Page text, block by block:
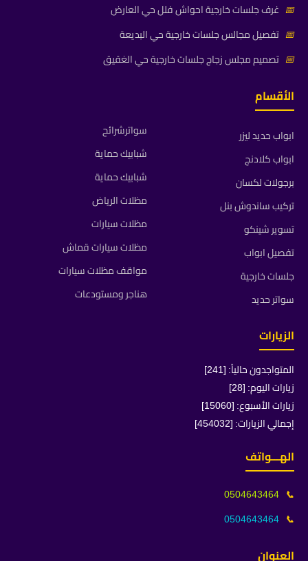
📅 غرف جلسات خارجية احواش فلل حي العارض
📅 تفصيل مجالس جلسات خارجية حي البديعة
📅 تصميم مجلس زجاج جلسات خارجية حي الغقيق
الأقسام
ابواب حديد ليزر
ابواب كلادنج
برجولات لكسان
تركيب ساندوش بنل
تسوير شينكو
تفصيل ابواب
جلسات خارجية
سواتر حديد
سواترشرائح
شبابيك حماية
شبابيك حماية
مظلات الرياض
مظلات سيارات
مظلات سيارات قماش
مواقف مظلات سيارات
هناجر ومستودعات
الزيارات
المتواجدون حالياً: [241]
زيارات اليوم: [28]
زيارات الأسبوع: [15060]
إجمالي الزيارات: [454032]
الهـــواتف
📞
0504643464
📞
0504643464
العنوان